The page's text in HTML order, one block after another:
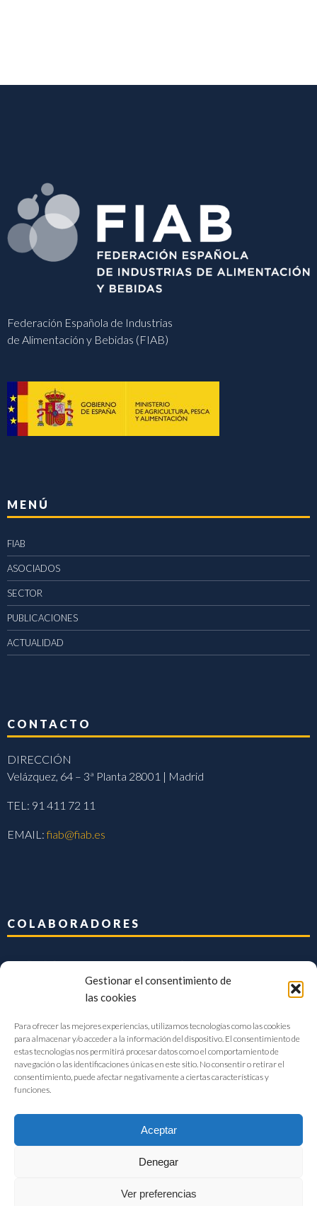
Gestionar el consentimiento de
las cookies
Para ofrecer las mejores experiencias, utilizamos tecnologías como las cookies
para almacenar y/o acceder a la información del dispositivo. El consentimiento de
estas tecnologías nos permitirá procesar datos como el comportamiento de
navegación o las identificaciones únicas en este sitio. No consentir o retirar el
consentimiento, puede afectar negativamente a ciertas características y
funciones.
Aceptar
Denegar
Ver preferencias
Federación Española de Industrias
de Alimentación y Bebidas (FIAB)
MENÚ
FIAB
ASOCIADOS
SECTOR
PUBLICACIONES
ACTUALIDAD
CONTACTO
DIRECCIÓN
Velázquez, 64 – 3ª Planta 28001 | Madrid
TEL: 91 411 72 11
EMAIL:fiab@fiab.es
COLABORADORES
FIAB Federación Española de Industrias de la Alimentación y Bebidas